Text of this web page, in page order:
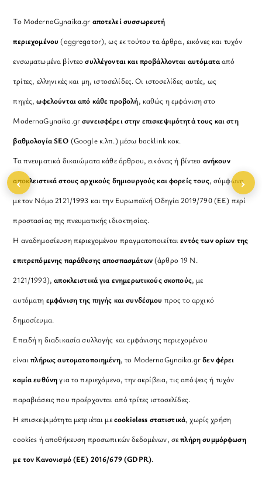
Το ModernaGynaika.gr αποτελεί συσσωρευτή
περιεχομένου (aggregator), ως εκ τούτου τα άρθρα, εικόνες και τυχόν
ενσωματωμένα βίντεοσυλλέγονται και προβάλλονται αυτόματααπό
τρίτες, ελληνικές και μη, ιστοσελίδες. Οι ιστοσελίδες αυτές, ως
πηγές,ωφελούνται από κάθε προβολή, καθώς η εμφάνιση στο
ModernaGynaika.grσυνεισφέρει στην επισκεψιμότητά τους και στη
βαθμολογία SEO (Google κ.λπ.) μέσω backlink κοκ.
Τα πνευματικά δικαιώματα κάθε άρθρου, εικόνας ή βίντεο ανήκουν
αποκλειστικά στους αρχικούς δημιουργούς και φορείς τους, σύμφωνα
με τον Νόμο 2121/1993 και την Ευρωπαϊκή Οδηγία 2019/790 (ΕΕ) περί
προστασίας της πνευματικής ιδιοκτησίας.
Η αναδημοσίευση περιεχομένου πραγματοποιείταιεντός των ορίων της
επιτρεπόμενης παράθεσης αποσπασμάτων(άρθρο 19 Ν.
2121/1993), αποκλειστικά για ενημερωτικούς σκοπούς, με
αυτόματη εμφάνιση της πηγής και συνδέσμου προς το αρχικό
δημοσίευμα.
Επειδή η διαδικασία συλλογής και εμφάνισης περιεχομένου
είναιπλήρως αυτοματοποιημένη, το ModernaGynaika.grδεν φέρει
καμία ευθύνηγια το περιεχόμενο, την ακρίβεια, τις απόψεις ή τυχόν
παραβιάσεις που προέρχονται από τρίτες ιστοσελίδες.
Η επισκεψιμότητα μετριέται μεcookieless στατιστικά, χωρίς χρήση
cookies ή αποθήκευση προσωπικών δεδομένων, σεπλήρη συμμόρφωση
με τον Κανονισμό (ΕΕ) 2016/679 (GDPR).
‹ ›